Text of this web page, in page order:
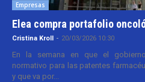
Empresas
Elea compra portafolio
Cristina Kroll - 20/03/2026 10:30
En la semana en que el
normativo para las patentes
y que va por...